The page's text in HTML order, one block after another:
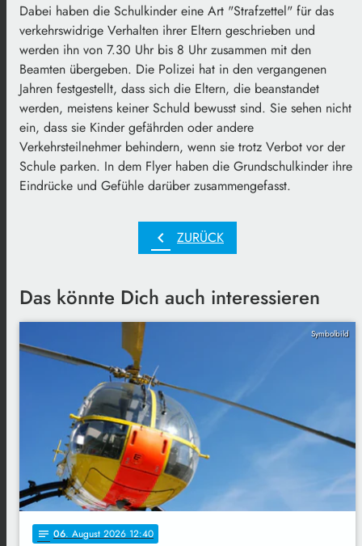
Dabei haben die Schulkinder eine Art "Strafzettel" für das
verkehrswidrige Verhalten ihrer Eltern geschrieben und
werden ihn von 7.30 Uhr bis 8 Uhr zusammen mit den
Beamten übergeben. Die Polizei hat in den vergangenen
Jahren festgestellt, dass sich die Eltern, die beanstandet
werden, meistens keiner Schuld bewusst sind. Sie sehen nicht
ein, dass sie Kinder gefährden oder andere
Verkehrsteilnehmer behindern, wenn sie trotz Verbot vor der
Schule parken. In dem Flyer haben die Grundschulkinder ihre
Eindrücke und Gefühle darüber zusammengefasst.
chevron_left ZURÜCK
Das könnte Dich auch interessieren
Symbolbild
notes 06. August 2026 12:40